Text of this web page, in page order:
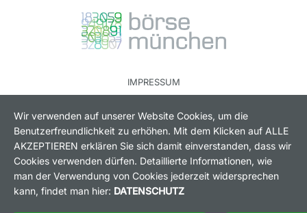
IMPRESSUM
DATENSCHUTZ
KONTAKT
COOKIES
FOLGEN SIE UNS
Wir verwenden auf unserer Website Cookies, um die
Benutzerfreundlichkeit zu erhöhen. Mit dem Klicken auf ALLE
AKZEPTIEREN erklären Sie sich damit einverstanden, dass wir
Cookies verwenden dürfen. Detaillierte Informationen, wie
man der Verwendung von Cookies jederzeit widersprechen
kann, findet man hier: DATENSCHUTZ